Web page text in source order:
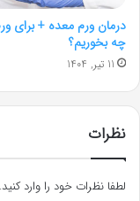
درمان ورم معده + برای
چه بخوریم؟
11 تیر, 1404
نظرات
لطفا نظرات خود را وارد کنید.